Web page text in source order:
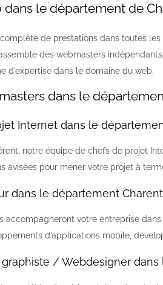
le département de
de prestations dans toutes
des webmasters
d’expertise dans le domaine du web.
dans le
Internet dans le
notre équipe de chefs de projet
avisées pour mener votre projet à
dans le département
accompagneront votre entreprise
d’applications mobile,
/ Webdesigner